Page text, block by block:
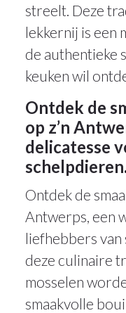
streelt. Deze
lekkernij is een
de authentieke
keuken wil
Ontdek de
op z’n
delicatesse
schelpdieren.
Ontdek de
Antwerps, een
liefhebbers van
deze culinaire
mosselen
smaakvolle